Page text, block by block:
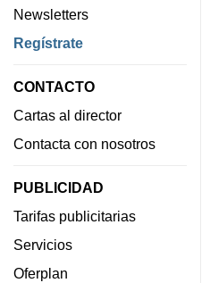
Newsletters
Regístrate
CONTACTO
Cartas al director
Contacta con nosotros
PUBLICIDAD
Tarifas publicitarias
Servicios
Oferplan